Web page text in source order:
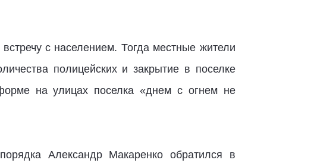
с населением. Тогда местные жители
полицейских и закрытие в поселке
на улицах поселка «днем с огнем не
Александр Макаренко обратился в